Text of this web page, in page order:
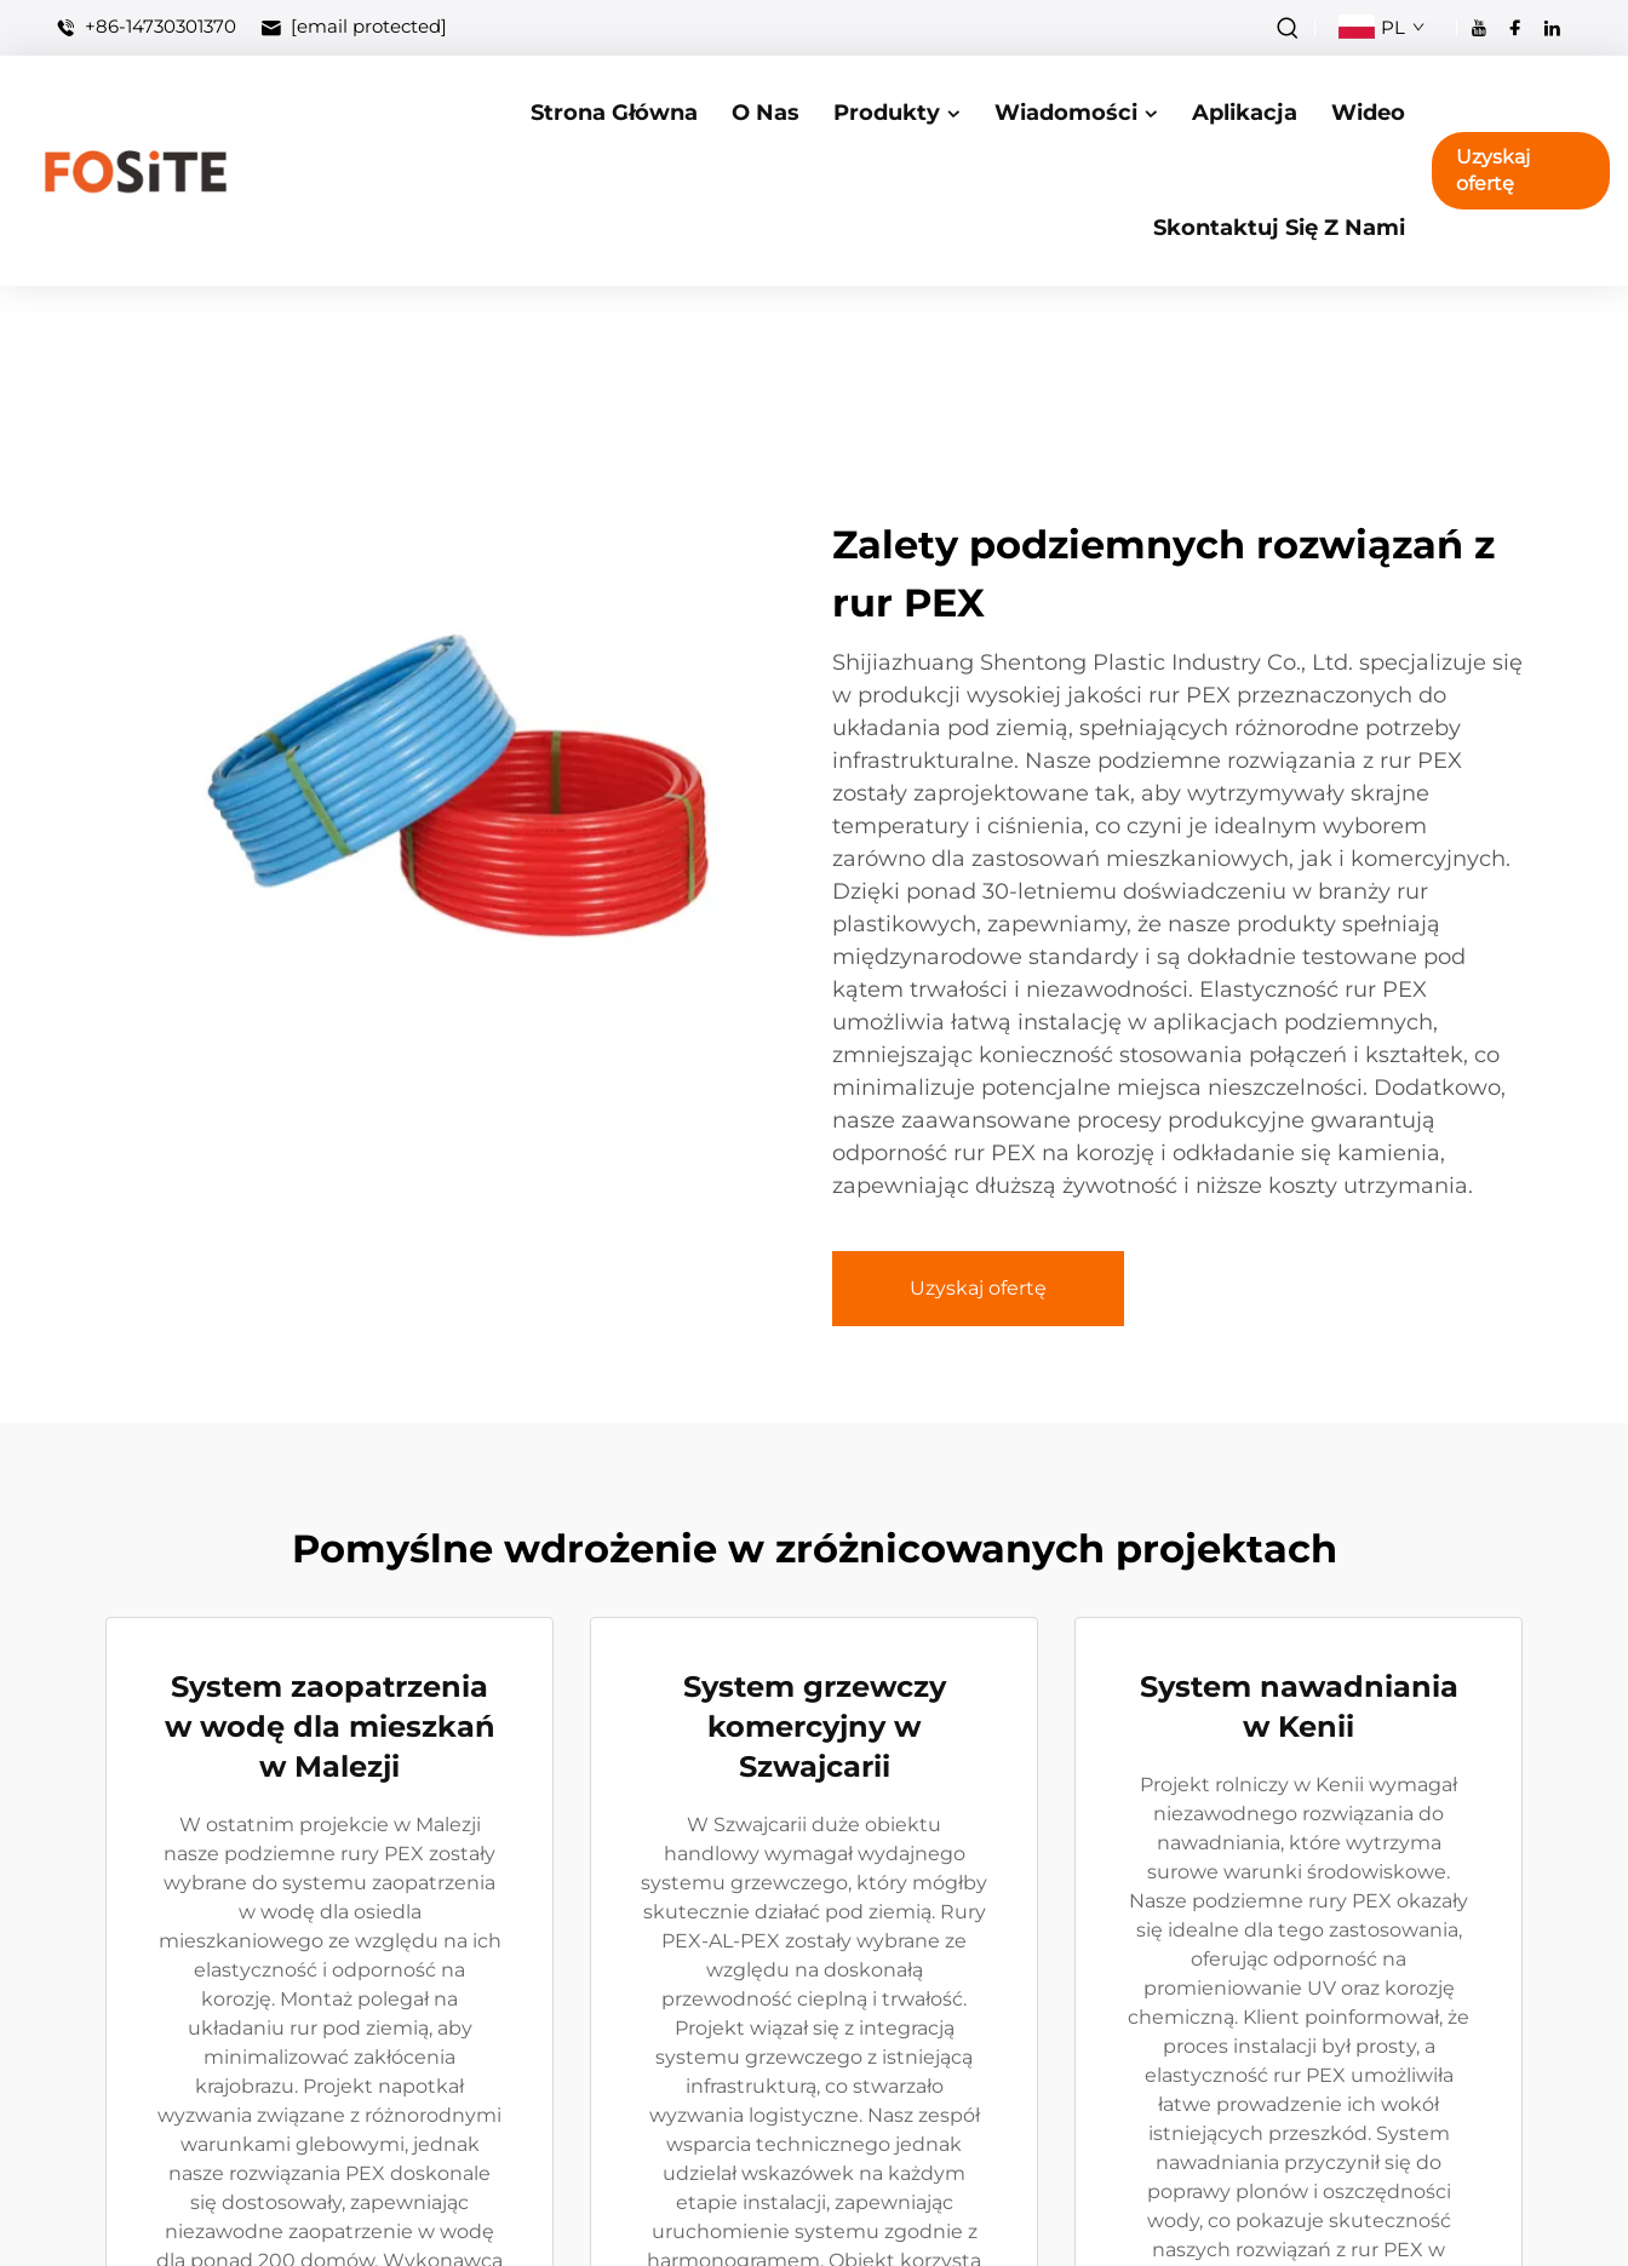
+86-14730301370 [email protected] PL
Strona Główna O Nas Produkty Wiadomości Aplikacja Wideo
Skontaktuj Się Z Nami
Uzyskaj
ofertę
Zalety podziemnych rozwiązań z
rur PEX
Shijiazhuang Shentong Plastic Industry Co., Ltd. specjalizuje się
w produkcji wysokiej jakości rur PEX przeznaczonych do
układania pod ziemią, spełniających różnorodne potrzeby
infrastrukturalne. Nasze podziemne rozwiązania z rur PEX
zostały zaprojektowane tak, aby wytrzymywały skrajne
temperatury i ciśnienia, co czyni je idealnym wyborem
zarówno dla zastosowań mieszkaniowych, jak i komercyjnych.
Dzięki ponad 30-letniemu doświadczeniu w branży rur
plastikowych, zapewniamy, że nasze produkty spełniają
międzynarodowe standardy i są dokładnie testowane pod
kątem trwałości i niezawodności. Elastyczność rur PEX
umożliwia łatwą instalację w aplikacjach podziemnych,
zmniejszając konieczność stosowania połączeń i kształtek, co
minimalizuje potencjalne miejsca nieszczelności. Dodatkowo,
nasze zaawansowane procesy produkcyjne gwarantują
odporność rur PEX na korozję i odkładanie się kamienia,
zapewniając dłuższą żywotność i niższe koszty utrzymania.
Uzyskaj ofertę
Pomyślne wdrożenie w zróżnicowanych projektach
System zaopatrzenia
w wodę dla mieszkań
w Malezji
W ostatnim projekcie w Malezji
nasze podziemne rury PEX zostały
wybrane do systemu zaopatrzenia
w wodę dla osiedla
mieszkaniowego ze względu na ich
elastyczność i odporność na
korozję. Montaż polegał na
układaniu rur pod ziemią, aby
minimalizować zakłócenia
krajobrazu. Projekt napotkał
wyzwania związane z różnorodnymi
warunkami glebowymi, jednak
nasze rozwiązania PEX doskonale
się dostosowały, zapewniając
niezawodne zaopatrzenie w wodę
dla ponad 200 domów. Wykonawca
System grzewczy
komercyjny w
Szwajcarii
W Szwajcarii duże obiektu
handlowy wymagał wydajnego
systemu grzewczego, który mógłby
skutecznie działać pod ziemią. Rury
PEX-AL-PEX zostały wybrane ze
względu na doskonałą
przewodność cieplną i trwałość.
Projekt wiązał się z integracją
systemu grzewczego z istniejącą
infrastrukturą, co stwarzało
wyzwania logistyczne. Nasz zespół
wsparcia technicznego jednak
udzielał wskazówek na każdym
etapie instalacji, zapewniając
uruchomienie systemu zgodnie z
harmonogramem. Obiekt korzysta
System nawadniania
w Kenii
Projekt rolniczy w Kenii wymagał
niezawodnego rozwiązania do
nawadniania, które wytrzyma
surowe warunki środowiskowe.
Nasze podziemne rury PEX okazały
się idealne dla tego zastosowania,
oferując odporność na
promieniowanie UV oraz korozję
chemiczną. Klient poinformował, że
proces instalacji był prosty, a
elastyczność rur PEX umożliwiła
łatwe prowadzenie ich wokół
istniejących przeszkód. System
nawadniania przyczynił się do
poprawy plonów i oszczędności
wody, co pokazuje skuteczność
naszych rozwiązań z rur PEX w